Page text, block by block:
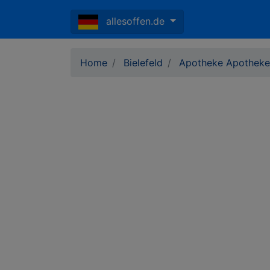
allesoffen.de
Home Bielefeld Apotheke